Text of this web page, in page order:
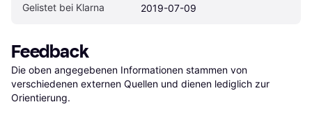
Gelistet bei Klarna 2019-07-09
Feedback
Die oben angegebenen Informationen stammen von
verschiedenen externen Quellen und dienen lediglich zur
Orientierung.